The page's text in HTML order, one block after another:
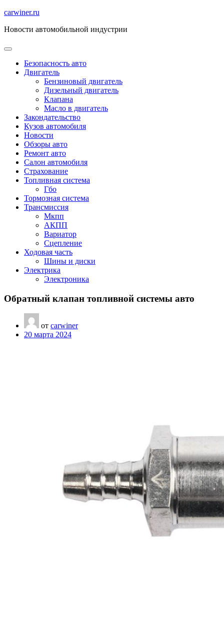
Перейти
содержимому
carwiner.ru
Новости автомобильной индустрии
Безопасность авто
Двигатель
Бензиновый двигатель
Дизельный двигатель
Клапана
Масло в двигатель
Закондательство
Кузов автомобиля
Новости
Обзоры авто
Ремонт авто
Салон автомобиля
Страхование
Топливная система
Гбо
Тормозная система
Трансмиссия
Мкпп
АКПП
Вариатор
Сцепление
Ходовая часть
Шины и диски
Электрика
Электроника
Обратный клапан топливной системы авто
от carwiner
20 марта 2024